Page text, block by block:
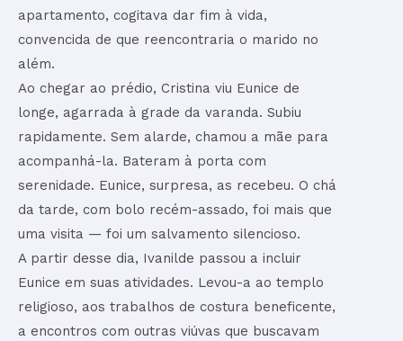
apartamento, cogitava dar fim à vida,
convencida de que reencontraria o marido no
além.
Ao chegar ao prédio, Cristina viu Eunice de
longe, agarrada à grade da varanda. Subiu
rapidamente. Sem alarde, chamou a mãe para
acompanhá-la. Bateram à porta com
serenidade. Eunice, surpresa, as recebeu. O chá
da tarde, com bolo recém-assado, foi mais que
uma visita — foi um salvamento silencioso.
A partir desse dia, Ivanilde passou a incluir
Eunice em suas atividades. Levou-a ao templo
religioso, aos trabalhos de costura beneficente,
a encontros com outras viúvas que buscavam